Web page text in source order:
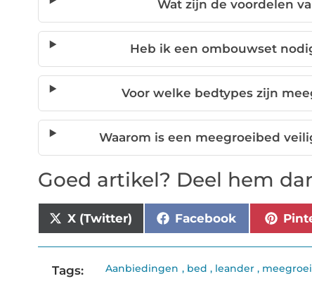
Wat zijn de voordelen
Heb ik een ombouwset
Voor welke bedtypes zijn
Waarom is een meegroeibed
Goed artikel? Deel hem
X (Twitter) Facebook
Tags: Aanbiedingen , bed , leander ,